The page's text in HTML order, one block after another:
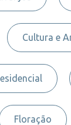
Cultura e
Floração